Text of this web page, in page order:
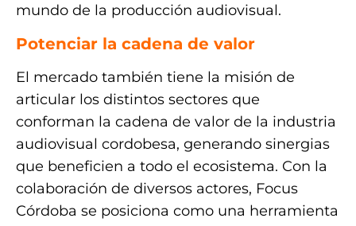
mundo de la producción audiovisual.
Potenciar la cadena de valor
El mercado también tiene la misión de
articular los distintos sectores que
conforman la cadena de valor de la industria
audiovisual cordobesa, generando sinergias
que beneficien a todo el ecosistema. Con la
colaboración de diversos actores, Focus
Córdoba se posiciona como una herramienta